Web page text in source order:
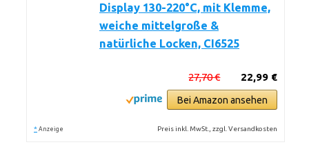
Display 130-220°C, mit Klemme,
weiche mittelgroße &
natürliche Locken, CI6525
22,99 €
27,70 €
Bei Amazon ansehen
* Anzeige Preis inkl. MwSt., zzgl. Versandkosten